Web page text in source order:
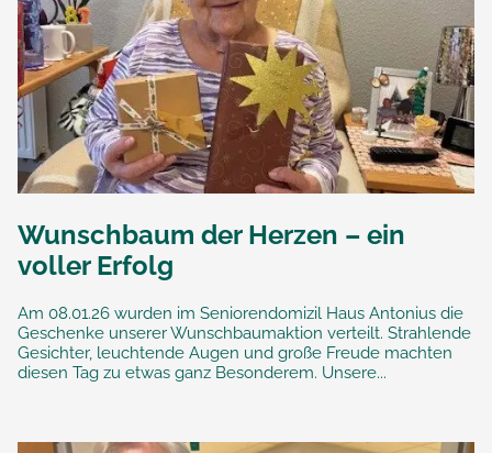
Wunschbaum der Herzen – ein
voller Erfolg
Am 08.01.26 wurden im Seniorendomizil Haus Antonius die
Geschenke unserer Wunschbaumaktion verteilt. Strahlende
Gesichter, leuchtende Augen und große Freude machten
diesen Tag zu etwas ganz Besonderem. Unsere...